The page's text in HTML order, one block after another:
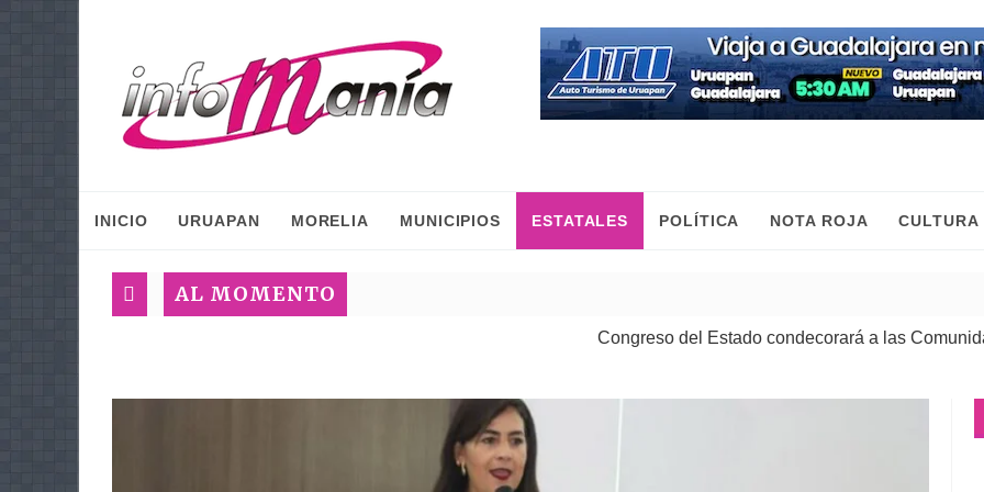
INICIO URUAPAN MORELIA MUNICIPIOS ESTATALES POLÍTICA NOTA ROJA CULTURA
AL MOMENTO
Congreso del Estado condecorará a las Comunidades